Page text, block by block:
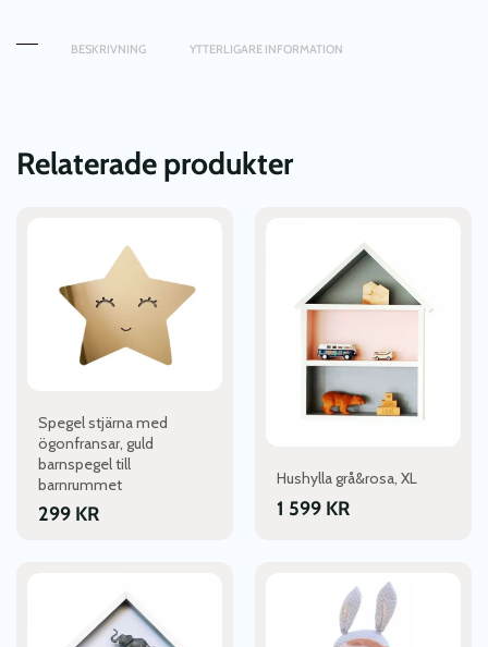
BESKRIVNING YTTERLIGARE INFORMATION
Relaterade produkter
Spegel stjärna med
ögonfransar, guld
barnspegel till
barnrummet
299 KR
Hushylla grå&rosa, XL
1 599 KR